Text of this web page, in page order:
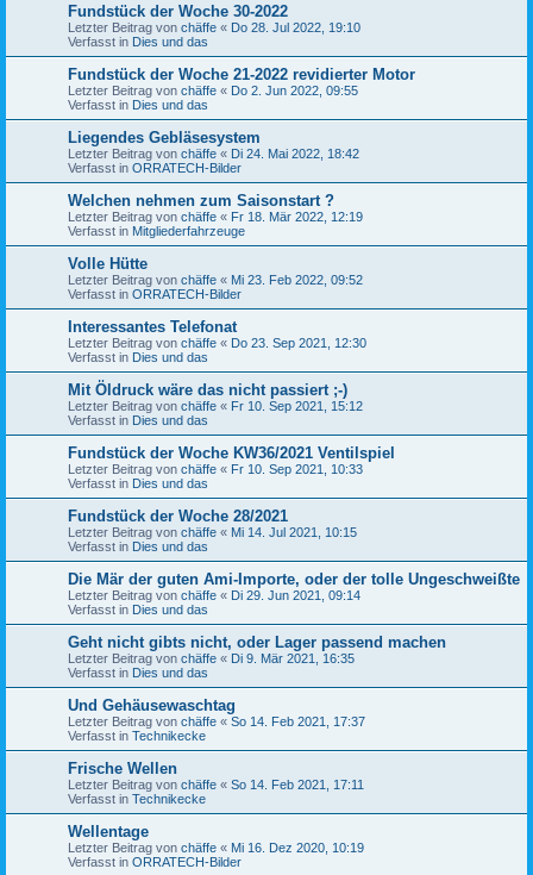
Fundstück der Woche 30-2022
Letzter Beitrag von chäffe « Do 28. Jul 2022, 19:10
Verfasst in Dies und das
Fundstück der Woche 21-2022 revidierter Motor
Letzter Beitrag von chäffe « Do 2. Jun 2022, 09:55
Verfasst in Dies und das
Liegendes Gebläsesystem
Letzter Beitrag von chäffe « Di 24. Mai 2022, 18:42
Verfasst in ORRATECH-Bilder
Welchen nehmen zum Saisonstart ?
Letzter Beitrag von chäffe « Fr 18. Mär 2022, 12:19
Verfasst in Mitgliederfahrzeuge
Volle Hütte
Letzter Beitrag von chäffe « Mi 23. Feb 2022, 09:52
Verfasst in ORRATECH-Bilder
Interessantes Telefonat
Letzter Beitrag von chäffe « Do 23. Sep 2021, 12:30
Verfasst in Dies und das
Mit Öldruck wäre das nicht passiert ;-)
Letzter Beitrag von chäffe « Fr 10. Sep 2021, 15:12
Verfasst in Dies und das
Fundstück der Woche KW36/2021 Ventilspiel
Letzter Beitrag von chäffe « Fr 10. Sep 2021, 10:33
Verfasst in Dies und das
Fundstück der Woche 28/2021
Letzter Beitrag von chäffe « Mi 14. Jul 2021, 10:15
Verfasst in Dies und das
Die Mär der guten Ami-Importe, oder der tolle Ungeschweißte
Letzter Beitrag von chäffe « Di 29. Jun 2021, 09:14
Verfasst in Dies und das
Geht nicht gibts nicht, oder Lager passend machen
Letzter Beitrag von chäffe « Di 9. Mär 2021, 16:35
Verfasst in Dies und das
Und Gehäusewaschtag
Letzter Beitrag von chäffe « So 14. Feb 2021, 17:37
Verfasst in Technikecke
Frische Wellen
Letzter Beitrag von chäffe « So 14. Feb 2021, 17:11
Verfasst in Technikecke
Wellentage
Letzter Beitrag von chäffe « Mi 16. Dez 2020, 10:19
Verfasst in ORRATECH-Bilder